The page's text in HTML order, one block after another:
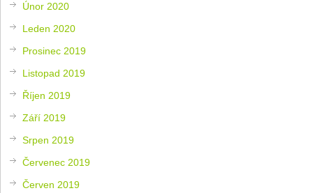
Únor 2020
Leden 2020
Prosinec 2019
Listopad 2019
Říjen 2019
Září 2019
Srpen 2019
Červenec 2019
Červen 2019